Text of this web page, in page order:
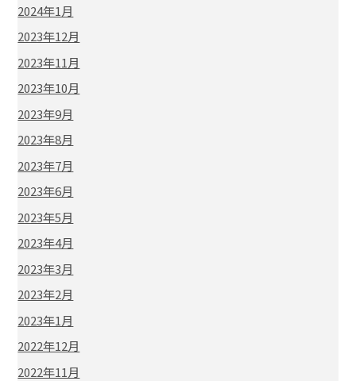
2024年1月
2023年12月
2023年11月
2023年10月
2023年9月
2023年8月
2023年7月
2023年6月
2023年5月
2023年4月
2023年3月
2023年2月
2023年1月
2022年12月
2022年11月